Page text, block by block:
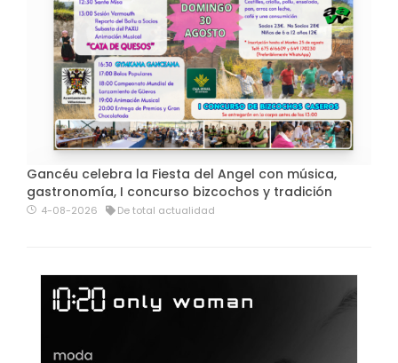
Gancéu celebra la Fiesta del Angel con música,
gastronomía, I concurso bizcochos y tradición
4-08-2026 De total actualidad